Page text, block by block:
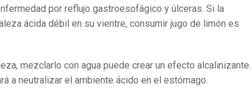
por reflujo gastroesofágico y úlceras. Si la
ácida débil en su vientre, consumir jugo de limón es
mezclarlo con agua puede crear un efecto alcalinizante.
a neutralizar el ambiente ácido en el estómago.